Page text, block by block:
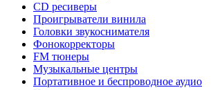
CD ресиверы
Проигрыватели винила
Головки звукоснимателя
Фонокорректоры
FM тюнеры
Музыкальные центры
Портативное и беспроводное аудио